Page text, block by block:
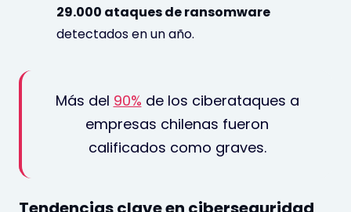
29.000 ataques de ransomware
detectados en un año.
Más del 90% de los ciberataques a
empresas chilenas fueron
calificados como graves.